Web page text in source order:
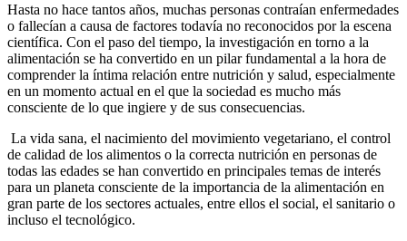
Hasta no hace tantos años, muchas personas contraían enfermedades
o fallecían a causa de factores todavía no reconocidos por la escena
científica. Con el paso del tiempo, la investigación en torno a la
alimentación se ha convertido en un pilar fundamental a la hora de
comprender la íntima relación entre nutrición y salud, especialmente
en un momento actual en el que la sociedad es mucho más
consciente de lo que ingiere y de sus consecuencias.
La vida sana, el nacimiento del movimiento vegetariano, el control
de calidad de los alimentos o la correcta nutrición en personas de
todas las edades se han convertido en principales temas de interés
para un planeta consciente de la importancia de la alimentación en
gran parte de los sectores actuales, entre ellos el social, el sanitario o
incluso el tecnológico.